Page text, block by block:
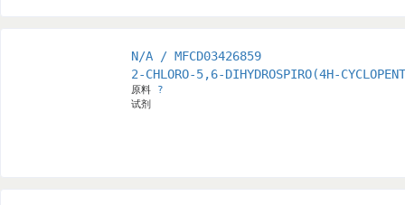
N/A / MFCD03426859
2-CHLORO-5,6-DIHYDROSPIRO(4H-
原料 ?
试剂